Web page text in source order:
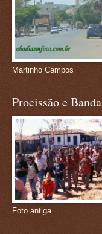
Martinho Campos
Procissão e Banda
Foto antiga